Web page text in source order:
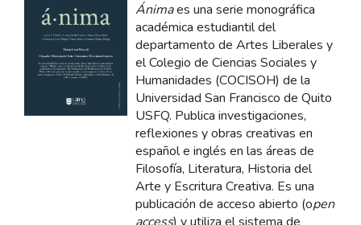
Ánimaes una serie monográfica
académica estudiantil del
departamento de Artes Liberales y
el Colegio de Ciencias Sociales y
Humanidades (COCISOH) de la
Universidad San Francisco de Quito
USFQ. Publica investigaciones,
reflexiones y obras creativas en
español e inglés en las áreas de
Filosofía, Literatura, Historia del
Arte y Escritura Creativa. Es una
publicación de acceso abierto (open